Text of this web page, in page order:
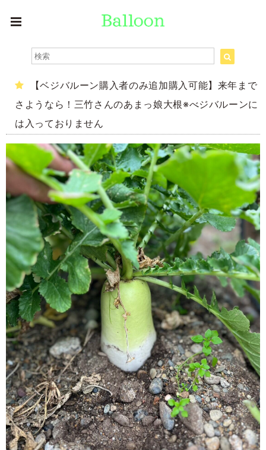
【ベジバルーン購入者のみ追加購入可能】来年まで
さようなら！三竹さんのあまっ娘大根※べジバルーンに
は入っておりません